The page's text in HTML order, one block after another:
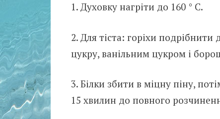
1. Духовку нагріти до 160 ° С.
2. Для тіста: горіхи подрібнити
цукру, ванільним цукром і
3. Білки збити в міцну піну,
15 хвилин до повного